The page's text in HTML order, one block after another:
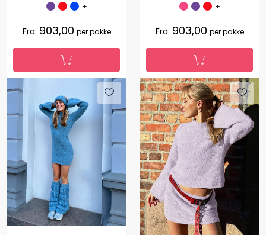
+
Fra: 903,00 per pakke
+
Fra: 903,00 per pakke